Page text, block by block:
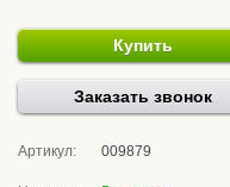
Купить
Заказать звонок
Артикул: 009879